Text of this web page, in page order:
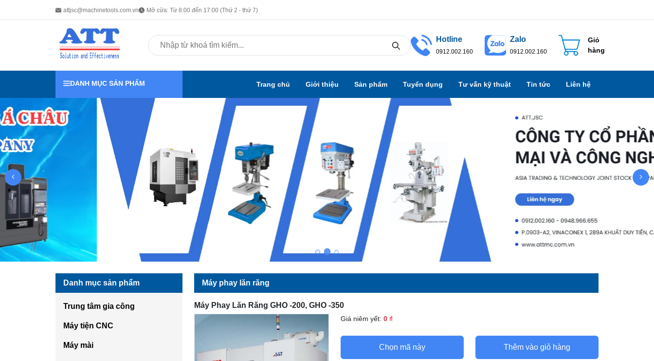
attjsc@machinetools.com.vn Mở cửa: Từ 8:00 đến 17:00 (Thứ 2 - thứ 7)
Hotline
0912.002.160
Zalo
0912.002.160
Giỏ
hàng
DANH MỤC SẢN PHẨM Trang chủ Giới thiệu Sản phẩm Tuyển dụng Tư vấn kỹ thuật Tin tức Liên hệ
Danh mục sản phẩm
Trung tâm gia công
Máy tiện CNC
Máy mài
Máy phay lăn răng
Máy Phay Lăn Răng GHO -200, GHO -350
Giá niêm yết: 0 ₫
Chọn mã này Thêm vào giỏ hàng